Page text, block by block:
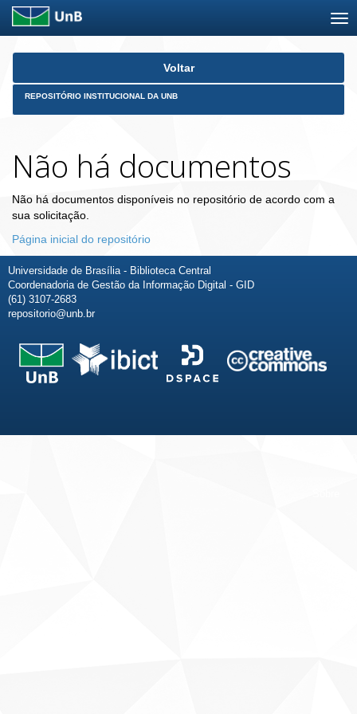
Skip
Voltar
REPOSITÓRIO INSTITUCIONAL DA UNB
Não há documentos
Não há documentos disponíveis no repositório de acordo com a
sua solicitação.
Página inicial do repositório
Universidade de Brasília - Biblioteca Central
Coordenadoria de Gestão da Informação Digital - GID
(61) 3107-2683
repositorio@unb.br